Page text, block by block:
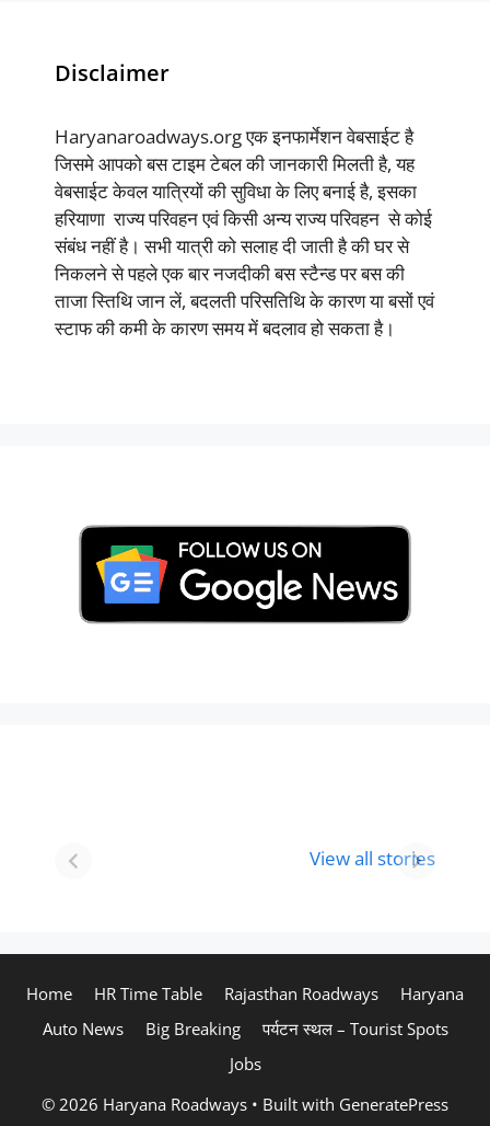
Disclaimer
Haryanaroadways.org एक इनफार्मेशन वेबसाईट है
जिसमे आपको बस टाइम टेबल की जानकारी मिलती है, यह
वेबसाईट केवल यात्रियों की सुविधा के लिए बनाई है, इसका
हरियाणा राज्य परिवहन एवं किसी अन्य राज्य परिवहन से कोई
संबंध नहीं है। सभी यात्री को सलाह दी जाती है की घर से
निकलने से पहले एक बार नजदीकी बस स्टैन्ड पर बस की
ताजा स्तिथि जान लें, बदलती परिसतिथि के कारण या बसों एवं
स्टाफ की कमी के कारण समय में बदलाव हो सकता है।
View all stories
Visit In
Holi
Home HR Time Table Rajasthan Roadways
Haryana
Auto News
Big Breaking
पर्यटन स्थल – Tourist Spots
Jobs
© 2026 Haryana Roadways • Built with GeneratePress